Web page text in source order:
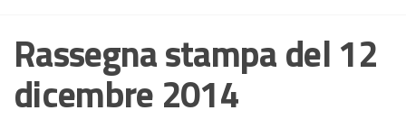
Rassegna stampa del 12
dicembre 2014